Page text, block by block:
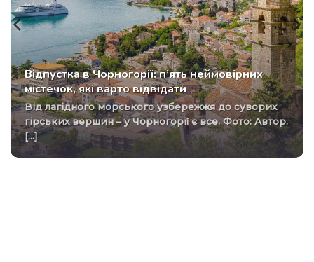
Відпустка в Чорногорії: п’ять неймовірних
містечок, які варто відвідати
Від лагідного морського узбережжя до суворих
гірських вершин – у Чорногорії є все. Фото: Автор.
[...]